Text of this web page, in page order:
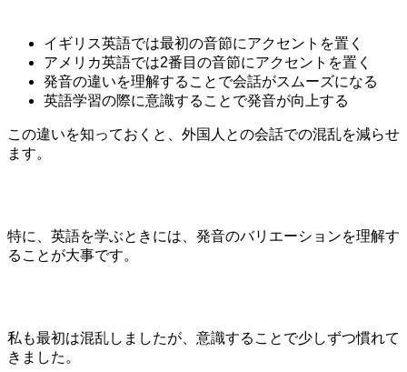
イギリス英語では最初の音節にアクセントを置く
アメリカ英語では2番目の音節にアクセントを置く
発音の違いを理解することで会話がスムーズになる
英語学習の際に意識することで発音が向上する
この違いを知っておくと、外国人との会話での混乱を減らせ
ます。
特に、英語を学ぶときには、発音のバリエーションを理解す
ることが大事です。
私も最初は混乱しましたが、意識することで少しずつ慣れて
きました。